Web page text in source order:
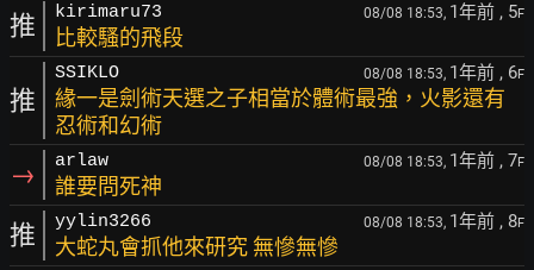
推 kirimaru73 08/08 18:53, 1年前 , 5F
比較騷的飛段
推
SSIKLO 08/08 18:53, 1年前 , 6F
緣一是劍術天選之子相當於體術最強，火影還有
忍術和幻術
→ arlaw 08/08 18:53, 1年前 , 7F
誰要問死神
推 yylin3266 08/08 18:53, 1年前 , 8F
大蛇丸會抓他來研究 無慘無慘